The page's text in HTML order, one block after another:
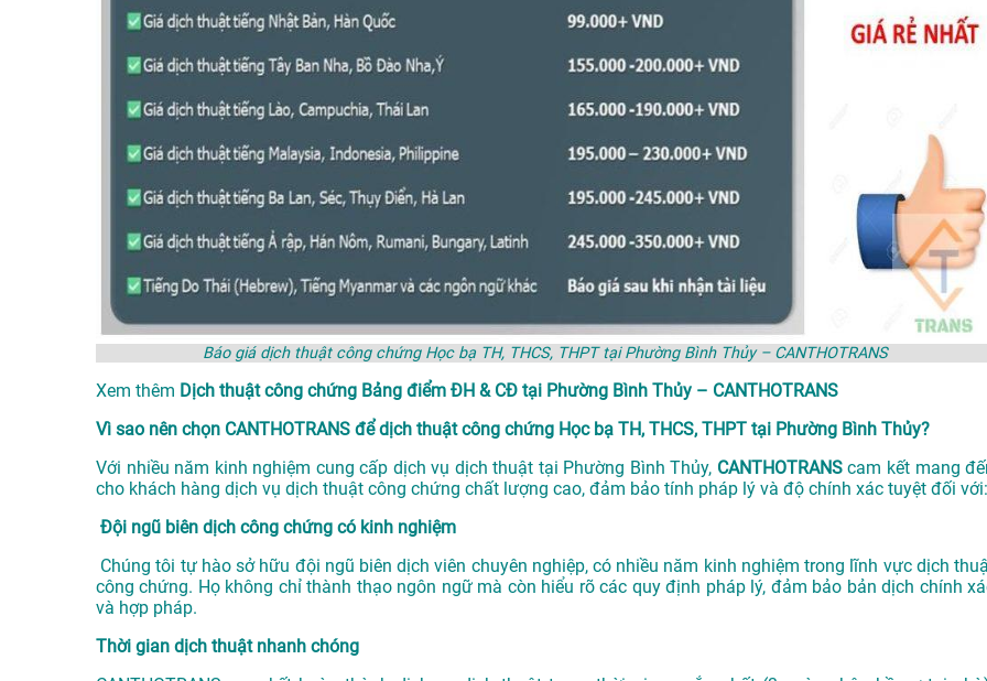
Báo giá dịch thuật công chứng Học bạ TH, THCS, THPT tại Phường Bình Thủy – CANTHOTRANS
Xem thêm Dịch thuật công chứng Bảng điểm ĐH & CĐ tại Phường Bình Thủy – CANTHOTRANS
Vì sao nên chọn CANTHOTRANS để dịch thuật công chứng Học bạ TH, THCS, THPT tại Phường Bình Thủy?
Với nhiều năm kinh nghiệm cung cấp dịch vụ dịch thuật tại Phường Bình Thủy, CANTHOTRANScam kết mang
cho khách hàng dịch vụ dịch thuật công chứng chất lượng cao, đảm bảo tính pháp lý và độ chính xác tuyệt đối với:
Đội ngũ biên dịch công chứng có kinh nghiệm
Chúng tôi tự hào sở hữu đội ngũ biên dịch viên chuyên nghiệp, có nhiều năm kinh nghiệm trong lĩnh vực dịch
công chứng. Họ không chỉ thành thạo ngôn ngữ mà còn hiểu rõ các quy định pháp lý, đảm bảo bản dịch chính
và hợp pháp.
Thời gian dịch thuật nhanh chóng